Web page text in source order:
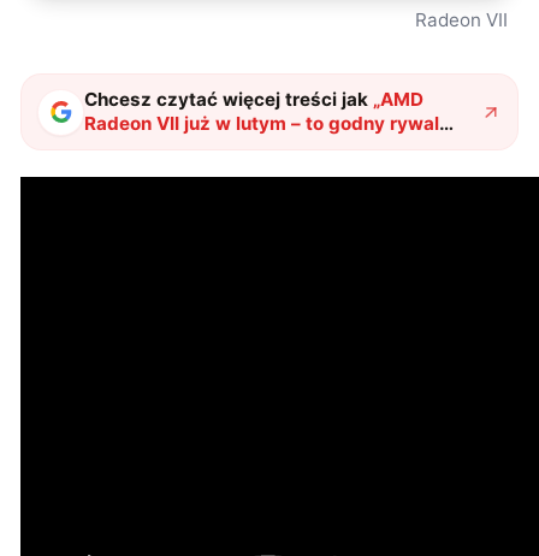
Radeon VII
Chcesz czytać więcej treści jak „AMD
Radeon VII już w lutym – to godny rywal
RTX 2080"?